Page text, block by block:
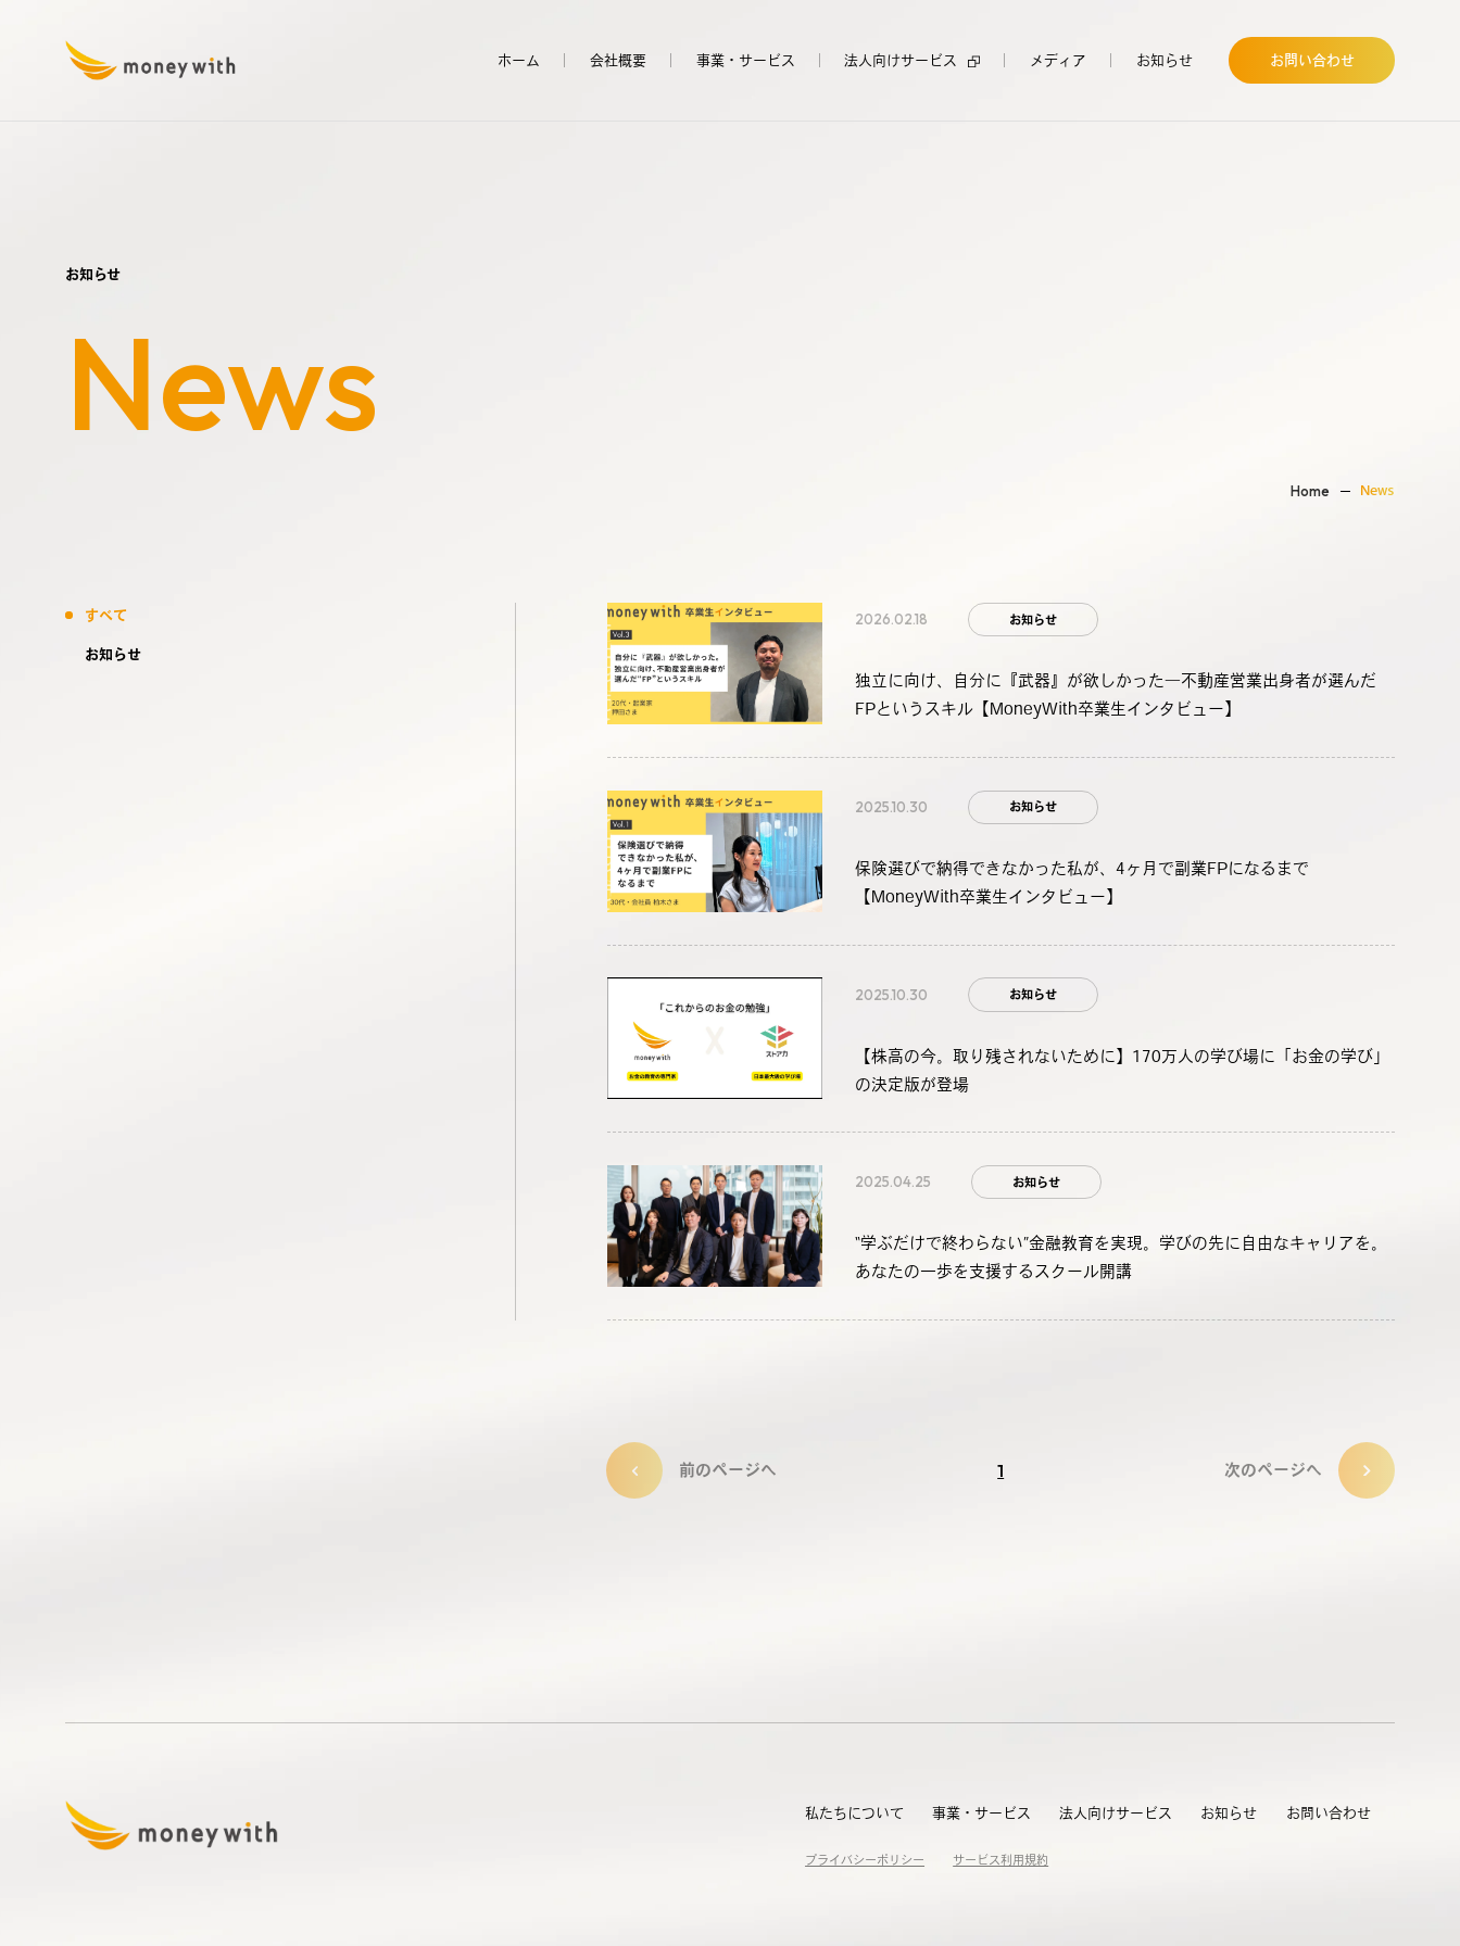
ホーム 会社概要 事業・サービス 法人向けサービス メディア お知らせ お問い合わせ
お知らせ
News
Home News
すべて
お知らせ
2026.02.18 お知らせ
独立に向け、自分に『武器』が欲しかった―不動産営業出身者が選んだ
FPというスキル【MoneyWith卒業生インタビュー】
2025.10.30 お知らせ
保険選びで納得できなかった私が、4ヶ月で副業FPになるまで
【MoneyWith卒業生インタビュー】
2025.10.30 お知らせ
【株高の今。取り残されないために】170万人の学び場に「お金の学び」
の決定版が登場
2025.04.25 お知らせ
“学ぶだけで終わらない”金融教育を実現。学びの先に自由なキャリアを。
あなたの一歩を支援するスクール開講
前のページへ 1 次のページへ
私たちについて 事業・サービス 法人向けサービス お知らせ お問い合わせ
プライバシーポリシー サービス利用規約